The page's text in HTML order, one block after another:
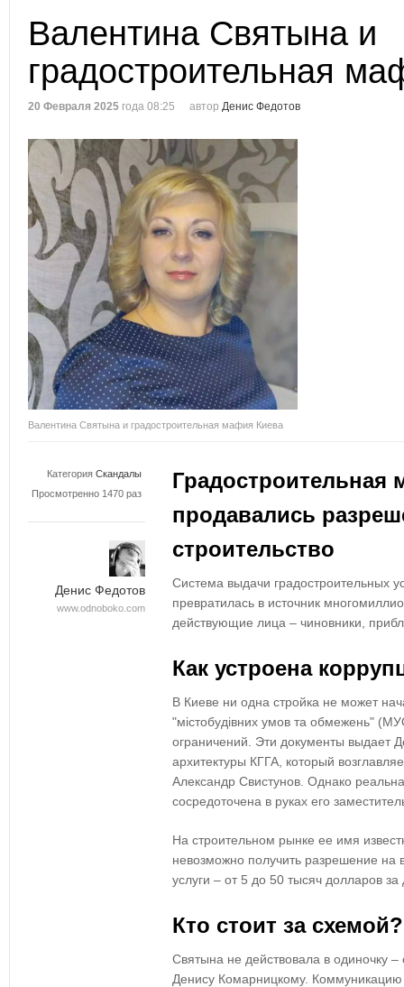
Валентина Святына и
градостроительная
20 Февраля 2025 года 08:25 автор Денис Федотов
Валентина Святына и градостроительная мафия Киева
Категория Скандалы
Просмотренно 1470 раз
Денис Федотов
www.odnoboko.com
Градостроительная
продавались
строительство
Система выдачи градостроительных
превратилась в источник
действующие лица – чиновники,
Как устроена
В Киеве ни одна стройка не может
"містобудівних умов та обмежень"
ограничений. Эти документы выдает
архитектуры КГГА, который
Александр Свистунов . Однако
сосредоточена в руках его
На строительном рынке ее имя
невозможно получить разрешение на
услуги – от 5 до 50 тысяч долларов за
Кто стоит за схемой?
Святына не действовала в одиночку –
Денису Комарницкому.